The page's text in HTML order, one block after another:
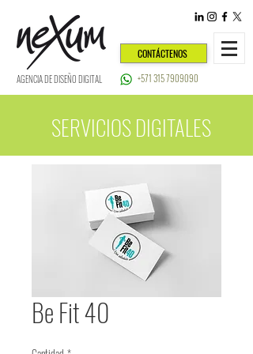
CONTÁCTENOS
AGENCIA DE DISEÑO DIGITAL +571 315 7909090
SERVICIOS DIGITALES
Be Fit 40